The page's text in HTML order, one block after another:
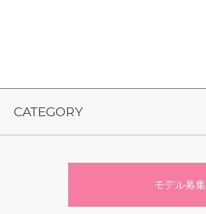
CATEGORY
モデル募集